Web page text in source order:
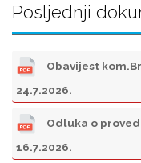
Posljednji
Obavijest
24.7.2026.
Odluka o
16.7.2026.